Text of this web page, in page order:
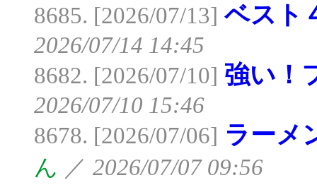
8685. [2026/07/13] ベスト
2026/07/14 14:45
8682. [2026/07/10] 強い！
2026/07/10 15:46
8678. [2026/07/06] ラーメ
ん ／ 2026/07/07 09:56